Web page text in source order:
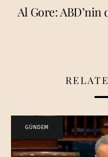
Al Gore:
GÜNDEM